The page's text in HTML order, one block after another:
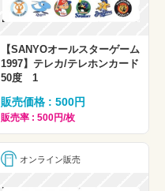
【SANYOオールスターゲーム
1997】テレカ/テレホンカード
50度 1
販売価格 : 500円
販売率 : 500円/枚
オンライン販売